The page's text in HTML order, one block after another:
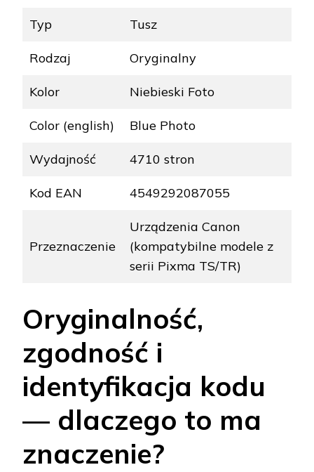
Typ Tusz
Rodzaj Oryginalny
Kolor Niebieski Foto
Color (english) Blue Photo
Wydajność 4710 stron
Kod EAN 4549292087055
Przeznaczenie
Urządzenia Canon
(kompatybilne modele z
serii Pixma TS/TR)
Oryginalność,
zgodność i
identyfikacja kodu
— dlaczego to ma
znaczenie?